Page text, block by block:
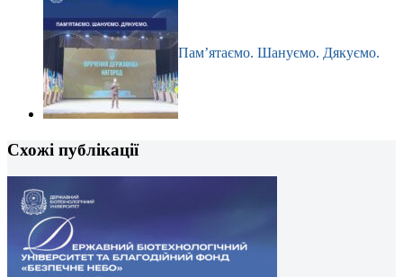
Пам’ятаємо. Шануємо. Дякуємо.
Схожі публікації